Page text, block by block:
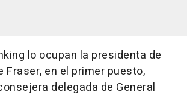
lo ocupan la presidenta de
Fraser, en el primer puesto,
delegada de General